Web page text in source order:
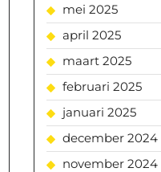
mei 2025
april 2025
maart 2025
februari 2025
januari 2025
december 2024
november 2024